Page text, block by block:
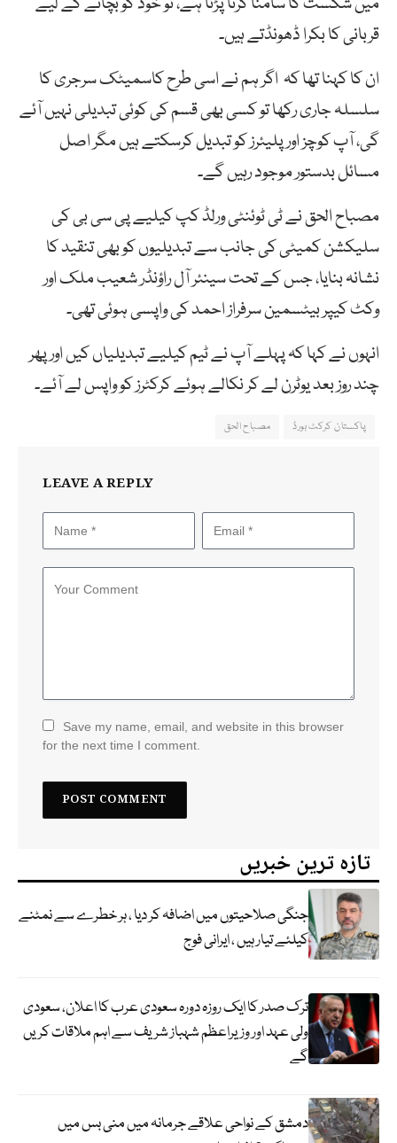
قربانی کا بکرا ڈھونڈتے ہیں۔
ان کا کہنا تھا کہ اگر ہم نے اسی طرح کاسمیٹک سرجری کا
سلسلہ جاری رکھا تو کسی بھی قسم کی کوئی تبدیلی نہیں آئے
گی، آپ کوچز اور پلیئرز کو تبدیل کرسکتے ہیں مگر اصل
مسائل بدستور موجود رہیں گے۔
مصباح الحق نے ٹی ٹوئنٹی ورلڈ کپ کیلیے پی سی بی کی
سلیکشن کمیٹی کی جانب سے تبدیلیوں کو بھی تنقید کا
نشانہ بنایا، جس کے تحت سینئر آل راؤنڈر شعیب ملک اور
وکٹ کیپر بیٹسمین سرفراز احمد کی واپسی ہوئی تھی۔
انہوں نے کہا کہ پہلے آپ نے ٹیم کیلیے تبدیلیاں کیں اور پھر
چند روز بعد یوٹرن لے کر نکالے ہوئے کرکٹرز کو واپس لے آئے۔
پاکستان کرکٹ بورڈ مصباح الحق
LEAVE A REPLY
Save my name, email, and website in this browser
for the next time I comment.
تازہ ترین خبریں
جنگی صلاحیتوں میں اضافہ کر دیا ، ہر خطرے سے نمٹنے
کیلئے تیار ہیں ، ایرانی فوج
ترک صدر کا ایک روزہ دورہ سعودی عرب کا اعلان، سعودی
ولی عہد اور وزیراعظم شہباز شریف سے اہم ملاقات کریں
گے
دمشق کے نواحی علاقے جرمانہ میں منی بس میں